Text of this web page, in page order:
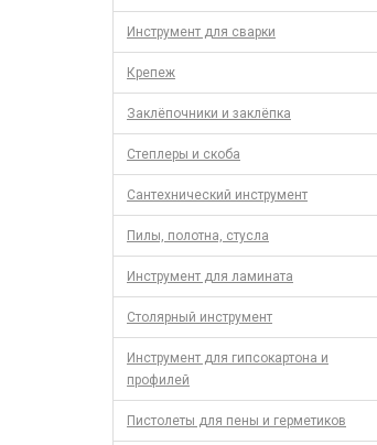
Инструмент для сварки
Крепеж
Заклёпочники и заклёпка
Степлеры и скоба
Сантехнический инструмент
Пилы, полотна, стусла
Инструмент для ламината
Столярный инструмент
Инструмент для гипсокартона и
профилей
Пистолеты для пены и герметиков